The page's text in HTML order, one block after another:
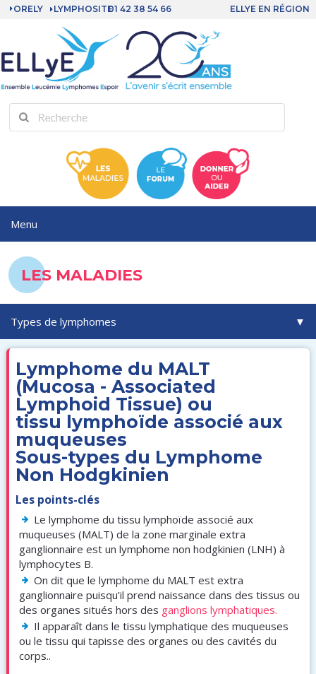
ORELY LYMPHOSITE01 42 38 54 66 ELLYE EN RÉGION
LES MALADIES
Lymphome du MALT
(Mucosa - Associated
Lymphoid Tissue) ou
tissu lymphoïde associé aux
muqueuses
Sous-types du Lymphome
Non Hodgkinien
Les points-clés
Le lymphome du tissu lymphoïde associé aux
muqueuses (MALT) de la zone marginale extra
ganglionnaire est un lymphome non hodgkinien (LNH) à
lymphocytes B.
On dit que le lymphome du MALT est extra
ganglionnaire puisqu’il prend naissance dans des tissus ou
des organes situés hors des ganglions lymphatiques.
Il apparaît dans le tissu lymphatique des muqueuses
ou le tissu qui tapisse des organes ou des cavités du
corps..